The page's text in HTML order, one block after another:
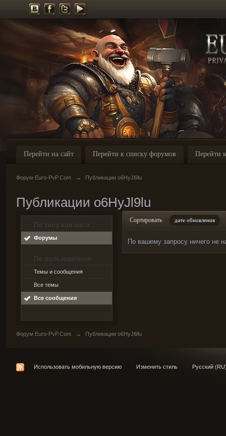
Перейти на сайт Перейти к списку форумов Перейти
Форум Euro-PvP.Com → Публикации o6HyJl9lu
Публикации o6HyJl9lu
По типу контента
Форумы
По пользователю
Темы и сообщения
Все темы
Все сообщения
Сортировать дате обновления
По вашему запросу ничего не
Форум Euro-PvP.Com → Публикации o6HyJl9lu
Использовать мобильную версию Изменить стиль Русский